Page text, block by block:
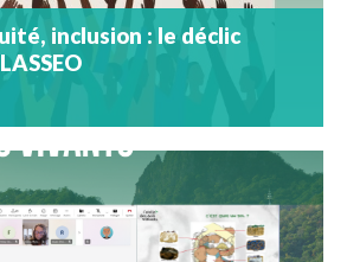
inclusion : le déclic